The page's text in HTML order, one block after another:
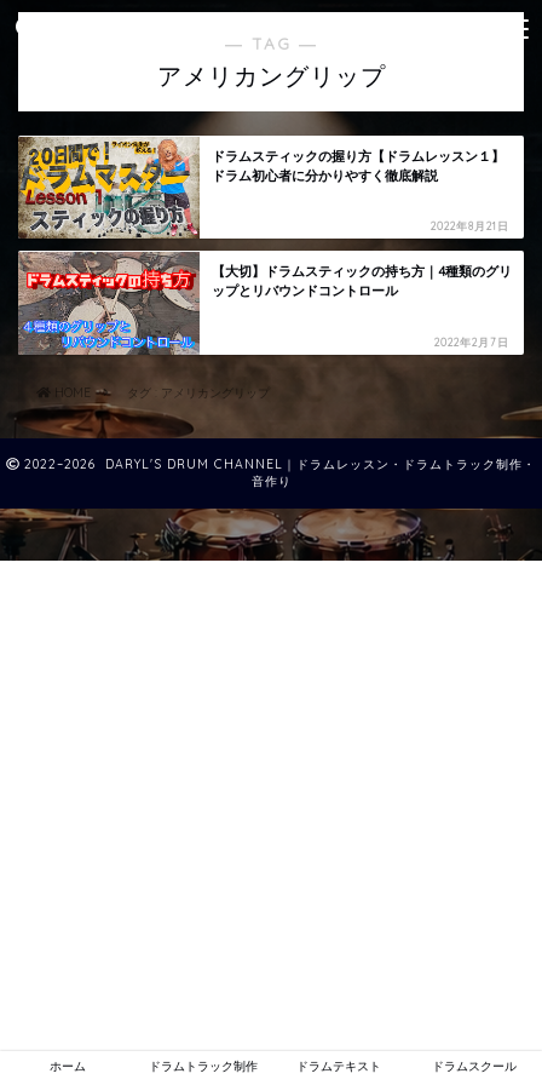
― TAG ―
アメリカングリップ
ドラムスティックの握り方【ドラムレッスン１】
ドラム初心者に分かりやすく徹底解説
2022年8月21日
【大切】ドラムスティックの持ち方｜4種類のグリ
ップとリバウンドコントロール
2022年2月7日
HOME タグ : アメリカングリップ
2022–2026 DARYL'S DRUM CHANNEL｜ドラムレッスン・ドラムトラック制作・
音作り
ホーム ドラムトラック制作 ドラムテキスト ドラムスクール